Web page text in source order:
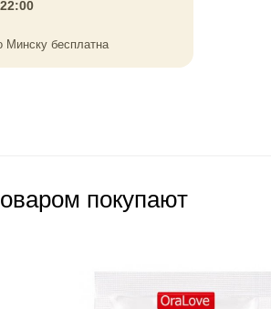
Минску бесплатна
покупают